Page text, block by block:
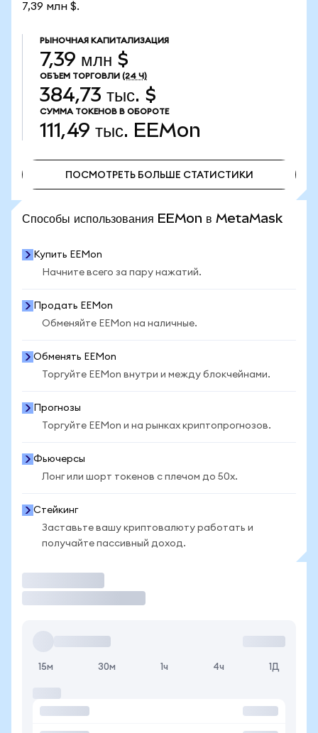
7,39 млн $.
РЫНОЧНАЯ КАПИТАЛИЗАЦИЯ
7,39 млн $
ОБЪЕМ ТОРГОВЛИ (24 Ч)
384,73 тыс. $
СУММА ТОКЕНОВ В ОБОРОТЕ
111,49 тыс. EEMon
ПОСМОТРЕТЬ БОЛЬШЕ СТАТИСТИКИ
Способы использования EEMon в MetaMask
Купить EEMon
Начните всего за пару нажатий.
Продать EEMon
Обменяйте EEMon на наличные.
Обменять EEMon
Торгуйте EEMon внутри и между блокчейнами.
Прогнозы
Торгуйте EEMon и на рынках криптопрогнозов.
Фьючерсы
Лонг или шорт токенов с плечом до 50x.
Стейкинг
Заставьте вашу криптовалюту работать и
получайте пассивный доход.
15м 30м 1ч 4ч 1Д